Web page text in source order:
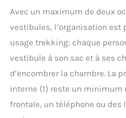
Avec un maximum de deux
vestibules, l’organisation est
usage trekking: chaque
vestibule à son sac et à ses
d’encombrer la chambre. La
interne (1) reste un minimum
frontale, un téléphone ou des